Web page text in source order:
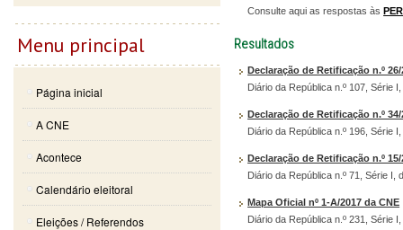
Consulte aqui as respostas às
Resultados
Declaração de Retificação n.º 26/
Diário da República n.º 107, Série
Declaração de Retificação n.º 34/
Diário da República n.º 196, Série
Declaração de Retificação n.º 15/
Diário da República n.º 71, Série I,
Mapa Oficial nº 1-A/2017 da CNE
Diário da República n.º 231, Série
Menu principal
Página inicial
A CNE
Acontece
Calendário eleitoral
Eleições / Referendos